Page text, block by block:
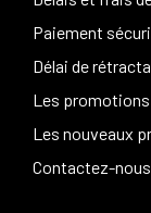
Paiement
Délai de
Les promotions
Les nouveaux
Contactez-nous